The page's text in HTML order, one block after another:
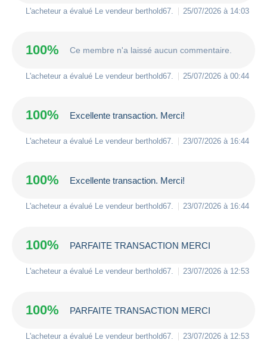
L'acheteur a évalué Le vendeur berthold67. 25/07/2026 à 14:03
100% Ce membre n'a laissé aucun commentaire.
L'acheteur a évalué Le vendeur berthold67. 25/07/2026 à 00:44
100% Excellente transaction. Merci!
L'acheteur a évalué Le vendeur berthold67. 23/07/2026 à 16:44
100% Excellente transaction. Merci!
L'acheteur a évalué Le vendeur berthold67. 23/07/2026 à 16:44
100% PARFAITE TRANSACTION MERCI
L'acheteur a évalué Le vendeur berthold67. 23/07/2026 à 12:53
100% PARFAITE TRANSACTION MERCI
L'acheteur a évalué Le vendeur berthold67. 23/07/2026 à 12:53